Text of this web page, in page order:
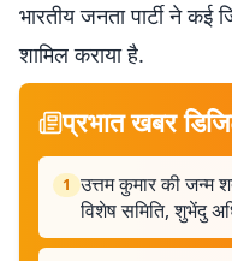
भारतीय जनता पार्टी ने कई
शामिल कराया है.
प्रभात खबर
1 उत्तम कुमार की जन्म
विशेष समिति, शुभेंदु